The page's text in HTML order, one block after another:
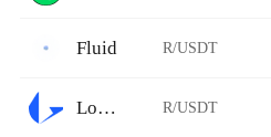
Fluid R/USDT
Loopring R/USDT